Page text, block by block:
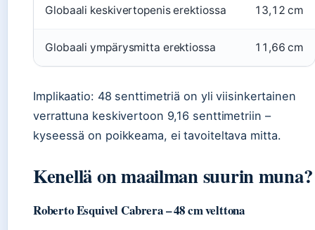
Globaali keskivertopenis erektiossa 13,12 cm
Globaali ympärysmitta erektiossa 11,66 cm
Implikaatio: 48 senttimetriä on yli viisinkertainen
verrattuna keskivertoon 9,16 senttimetriin –
kyseessä on poikkeama, ei tavoiteltava mitta.
Kenellä on maailman suurin muna?
Roberto Esquivel Cabrera – 48 cm velttona